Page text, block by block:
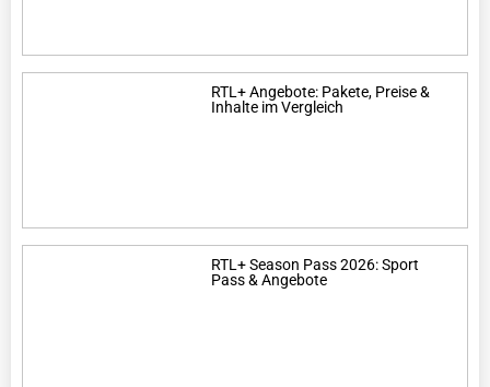
RTL+ Angebote: Pakete, Preise &
Inhalte im Vergleich
RTL+ Season Pass 2026: Sport
Pass & Angebote